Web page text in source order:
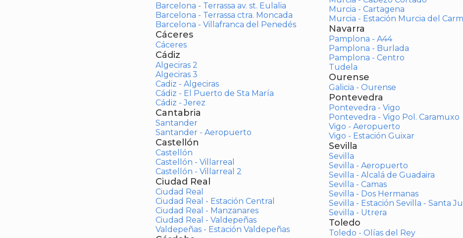
Barcelona - Terrassa av. st. Eulalia
Barcelona - Terrassa ctra. Moncada
Barcelona - Villafranca del Penedés
Cáceres
Cáceres
Cádiz
Algeciras 2
Algeciras 3
Cadiz - Algeciras
Cádiz - El Puerto de Sta María
Cádiz - Jerez
Cantabria
Santander
Santander - Aeropuerto
Castellón
Castellón
Castellón - Villarreal
Castellón - Villarreal 2
Ciudad Real
Ciudad Real
Ciudad Real - Estación Central
Ciudad Real - Manzanares
Ciudad Real - Valdepeñas
Valdepeñas - Estación Valdepeñas
Murcia - Cartagena
Murcia - Estación Murcia del
Navarra
Pamplona - A44
Pamplona - Burlada
Pamplona - Centro
Tudela
Ourense
Galicia - Ourense
Pontevedra
Pontevedra - Vigo
Pontevedra - Vigo Pol. Caramuxo
Vigo - Aeropuerto
Vigo - Estación Guixar
Sevilla
Sevilla
Sevilla - Aeropuerto
Sevilla - Alcalá de Guadaira
Sevilla - Camas
Sevilla - Dos Hermanas
Sevilla - Estación Sevilla - Santa
Sevilla - Utrera
Toledo
Toledo - Olías del Rey